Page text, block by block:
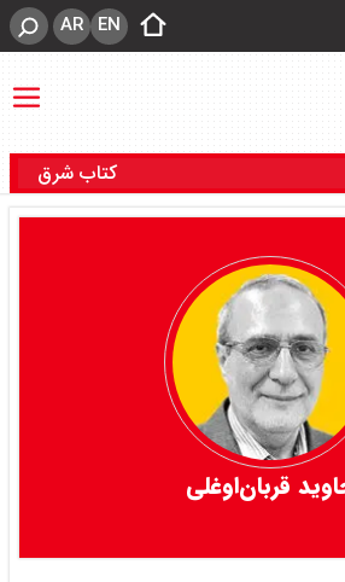
EN
AR
کتاب شرق
قربان‌اوغلی